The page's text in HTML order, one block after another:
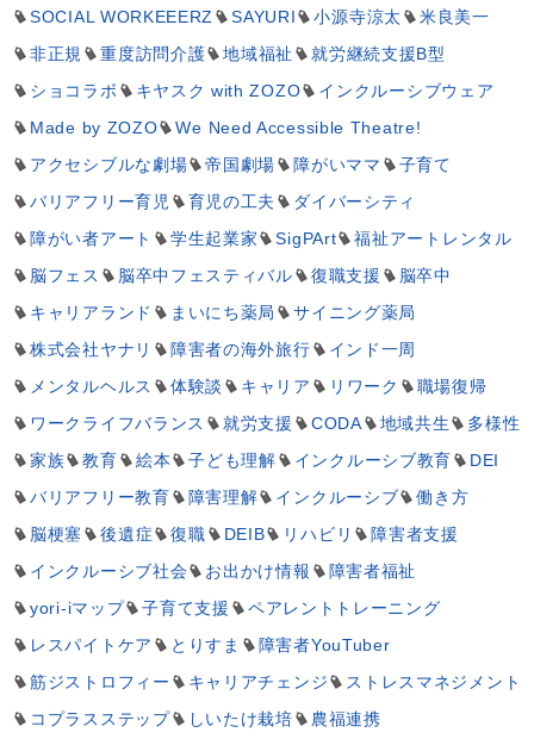
SOCIAL WORKEEERZ
SAYURI 小源寺涼太
米良美一
非正規
重度訪問介護 地域福祉
就労継続支援B型
ショコラボ
キヤスク with ZOZO
インクルーシブウェア
Made by ZOZO
We Need Accessible Theatre!
アクセシブルな劇場
帝国劇場 障がいママ
子育て
バリアフリー育児
育児の工夫
ダイバーシティ
障がい者アート
学生起業家 SigPArt
福祉アートレンタル
脳フェス
脳卒中フェスティバル 復職支援
脳卒中
キャリアランド
まいにち薬局
サイニング薬局
株式会社ヤナリ
障害者の海外旅行
インド一周
メンタルヘルス
体験談 キャリア リワーク
職場復帰
ワークライフバランス
就労支援 CODA 地域共生
多様性
家族
教育 絵本 子ども理解 インクルーシブ教育
DEI
バリアフリー教育
障害理解 インクルーシブ
働き方
脳梗塞
後遺症 復職 DEIB リハビリ
障害者支援
インクルーシブ社会
お出かけ情報
障害者福祉
yori-iマップ
子育て支援
ペアレントトレーニング
レスパイトケア
とりすま
障害者YouTuber
筋ジストロフィー
キャリアチェンジ
ストレスマネジメント
コプラスステップ
しいたけ栽培
農福連携